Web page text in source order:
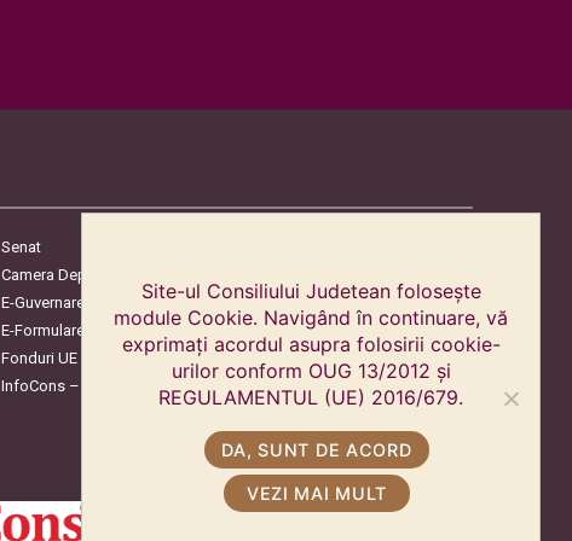
Senat
Camera Deputaților
E-Guvernare
E-Formulare
Fonduri UE
InfoCons – Protecția Consumatorilor
Site-ul Consiliului Judetean folosește
module Cookie. Navigând în continuare, vă
exprimați acordul asupra folosirii cookie-
urilor conform OUG 13/2012 și
REGULAMENTUL (UE) 2016/679.
DA, SUNT DE ACORD
VEZI MAI MULT